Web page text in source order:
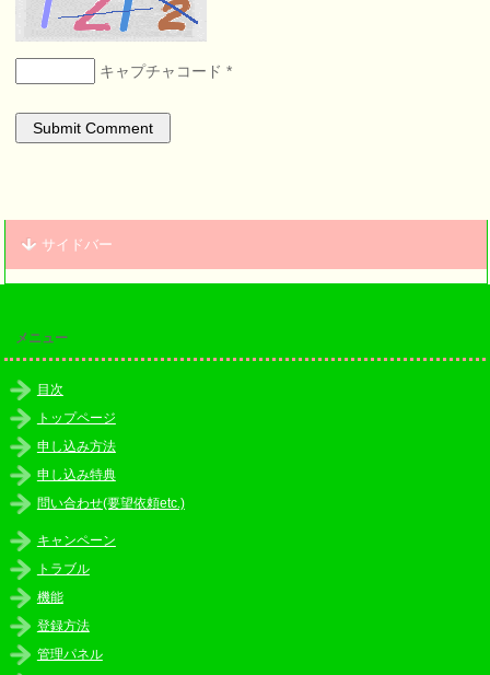
キャプチャコード *
サイドバー
メニュー
目次
トップページ
申し込み方法
申し込み特典
問い合わせ(要望依頼etc.)
キャンペーン
トラブル
機能
登録方法
管理パネル